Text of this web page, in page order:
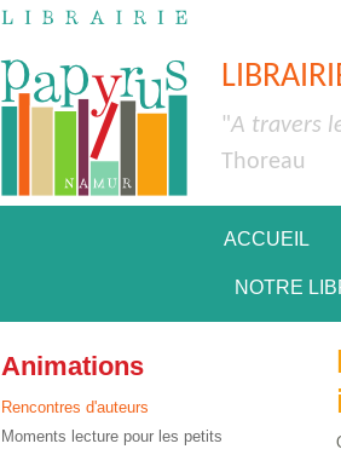
"A travers
Thoreau
ACCUEIL
NOTRE
Animations
Rencontres d'auteurs
Moments lecture pour les petits